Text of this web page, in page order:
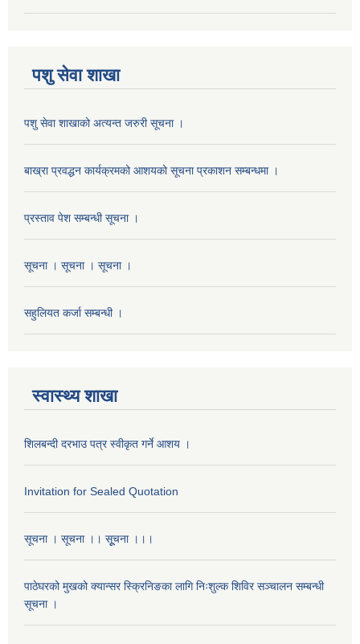
पशु सेवा शाखा
पशु सेवा शाखाको अत्यन्त जरुरी सूचना ।
बाख्रा प्रवद्धन कार्यक्रमको आशयको सूचना प्रकाशन सम्बन्धमा ।
प्रस्ताव पेश सम्बन्धी सूचना ।
सूचना । सूचना । सूचना ।
सहुलियत कर्जा सम्बन्धी ।
स्वास्थ्य शाखा
शिलबन्दी दरभाउ पत्र स्वीकृत गर्ने आशय ।
Invitation for Sealed Quotation
सूचना । सूचना ।। सूूचना ।।।
पाठेघरको मुखको क्यान्सर स्क्रिनिङका लागि निःशुल्क शिविर सञ्चालन सम्बन्धी
सूचना ।